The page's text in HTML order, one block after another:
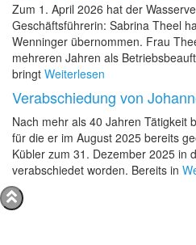
Zum 1. April 2026 hat der
Geschäftsführerin: Sabrina Theel
Wenninger übernommen. Frau
mehreren Jahren als
bringt Weiterlesen
Verabschiedung von
Nach mehr als 40 Jahren Tätigkeit
für die er im August 2025 bereits
Kübler zum 31. Dezember 2025 in
verabschiedet worden. Bereits in